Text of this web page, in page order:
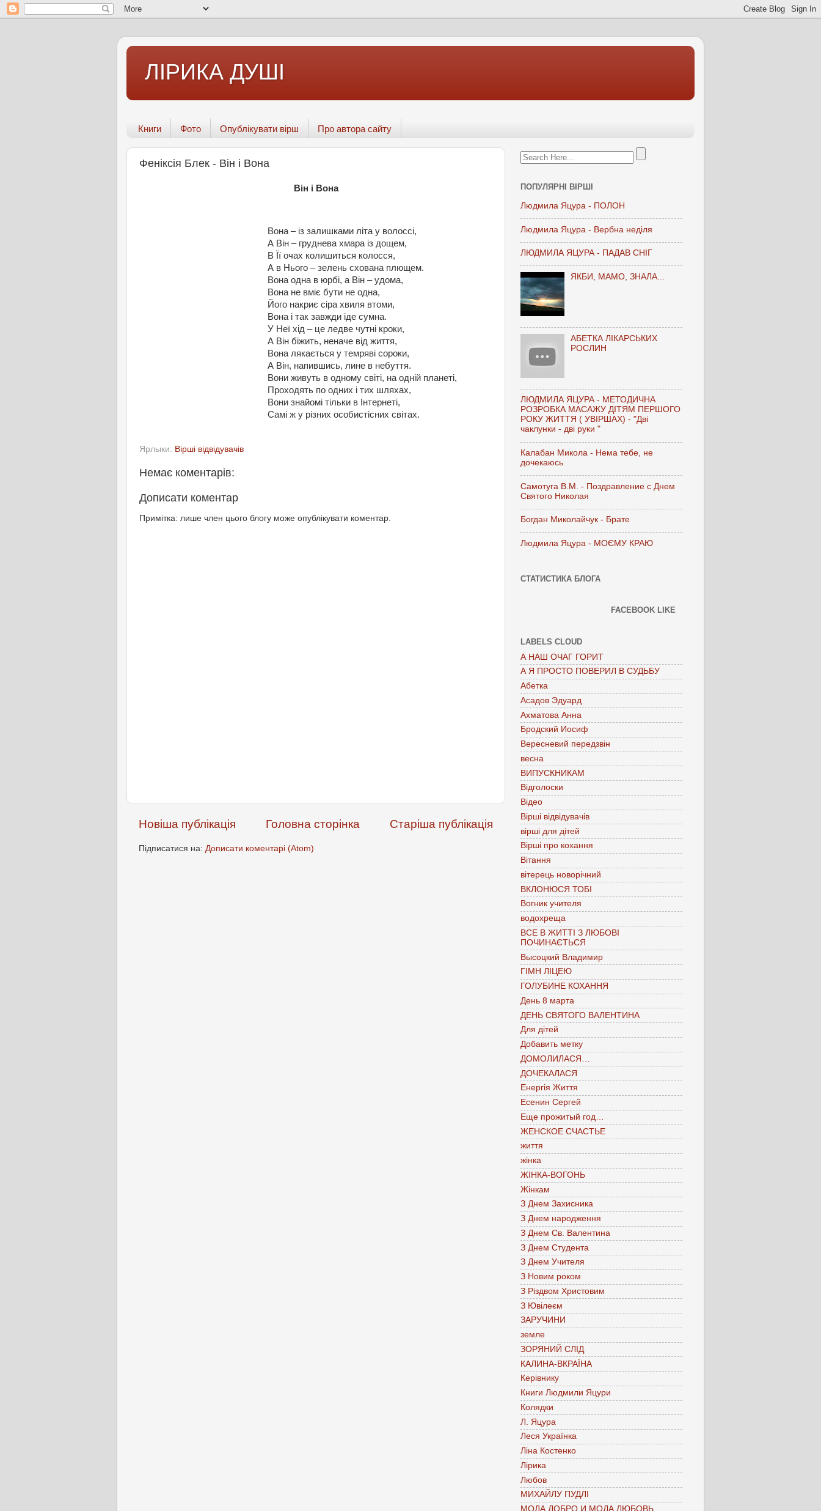
ЛІРИКА ДУШІ
Книги Фото Опублікувати вірш Про автора сайту
Феніксія Блек - Він і Вона
Він і Вона
Вона – із залишками літа у волоссі,
А Він – груднева хмара із дощем,
В Її очах колишиться колосся,
А в Нього – зелень схована плющем.
Вона одна в юрбі, а Він – удома,
Вона не вміє бути не одна,
Його накриє сіра хвиля втоми,
Вона і так завжди іде сумна.
У Неї хід – це ледве чутні кроки,
А Він біжить, неначе від життя,
Вона лякається у темряві сороки,
А Він, напившись, лине в небуття.
Вони живуть в одному світі, на одній планеті,
Проходять по одних і тих шляхах,
Вони знайомі тільки в Інтернеті,
Самі ж у різних особистісних світах.
Ярлыки: Вірші відвідувачів
Немає коментарів:
Дописати коментар
Примітка: лише член цього блогу може опублікувати коментар.
Новіша публікація Старіша публікація
Головна сторінка
Підписатися на: Дописати коментарі (Atom)
ПОПУЛЯРНІ ВІРШІ
Людмила Яцура - ПОЛОН
Людмила Яцура - Вербна неділя
ЛЮДМИЛА ЯЦУРА - ПАДАВ СНІГ
ЯКБИ, МАМО, ЗНАЛА...
АБЕТКА ЛІКАРСЬКИХ
РОСЛИН
ЛЮДМИЛА ЯЦУРА - МЕТОДИЧНА
РОЗРОБКА МАСАЖУ ДІТЯМ ПЕРШОГО
РОКУ ЖИТТЯ ( УВІРШАХ) - "Дві
чаклунки - дві руки "
Калабан Микола - Нема тебе, не
дочекаюсь
Самотуга В.М. - Поздравление с Днем
Святого Николая
Богдан Миколайчук - Брате
Людмила Яцура - МОЄМУ КРАЮ
СТАТИСТИКА БЛОГА
FACEBOOK LIKE
LABELS CLOUD
А НАШ ОЧАГ ГОРИТ
А Я ПРОСТО ПОВЕРИЛ В СУДЬБУ
Абетка
Асадов Эдуард
Ахматова Анна
Бродский Иосиф
Вересневий передзвін
весна
ВИПУСКНИКАМ
Відголоски
Відео
Вірші відвідувачів
вірші для дітей
Вірші про кохання
Вітання
вітерець новорічний
ВКЛОНЮСЯ ТОБІ
Вогник учителя
водохреща
ВСЕ В ЖИТТІ З ЛЮБОВІ
ПОЧИНАЄТЬСЯ
Высоцкий Владимир
ГІМН ЛІЦЕЮ
ГОЛУБИНЕ КОХАННЯ
День 8 марта
ДЕНЬ СВЯТОГО ВАЛЕНТИНА
Для дітей
Добавить метку
ДОМОЛИЛАСЯ…
ДОЧЕКАЛАСЯ
Енергія Життя
Есенин Сергей
Еще прожитый год…
ЖЕНСКОЕ СЧАСТЬЕ
життя
жінка
ЖІНКА-ВОГОНЬ
Жінкам
З Днем Захисника
З Днем народження
З Днем Св. Валентина
З Днем Студента
З Днем Учителя
З Новим роком
З Різдвом Христовим
З Ювілеєм
ЗАРУЧИНИ
земле
ЗОРЯНИЙ СЛІД
КАЛИНА-ВКРАЇНА
Керівнику
Книги Людмили Яцури
Колядки
Л. Яцура
Леся Українка
Ліна Костенко
Лірика
Любов
МИХАЙЛУ ПУДЛІ
МОДА ДОБРО И МОДА ЛЮБОВЬ